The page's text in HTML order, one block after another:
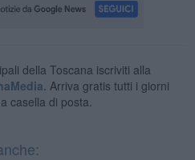
della Toscana iscriviti alla
Arriva gratis tutti i giorni
casella di posta.